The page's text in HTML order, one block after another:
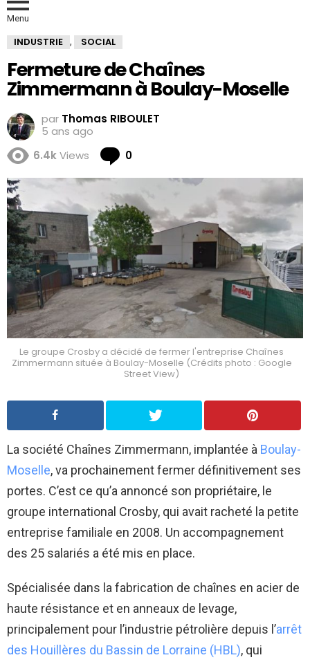
Menu
INDUSTRIE , SOCIAL
Fermeture de Chaînes
Zimmermann à Boulay-Moselle
par Thomas RIBOULET
5 ans ago
6.4kViews 0
Le groupe Crosby a décidé de fermer l'entreprise Chaînes
Zimmermann située à Boulay-Moselle (Crédits photo : Google
Street View)
La société Chaînes Zimmermann, implantée à Boulay-
Moselle, va prochainement fermer définitivement ses
portes. C’est ce qu’a annoncé son propriétaire, le
groupe international Crosby, qui avait racheté la petite
entreprise familiale en 2008. Un accompagnement
des 25 salariés a été mis en place.
Spécialisée dans la fabrication de chaînes en acier de
haute résistance et en anneaux de levage,
principalement pour l’industrie pétrolière depuis l’arrêt
des Houillères du Bassin de Lorraine (HBL), qui